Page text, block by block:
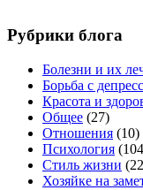
Рубрики блога
Болезни и их
Борьба с
Красота и
Общее (27)
Отношения (10)
Психология
Стиль жизни
Хозяйке на